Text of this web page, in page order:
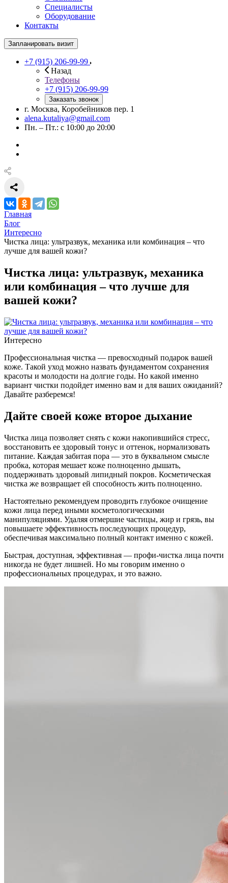
Специалисты
Оборудование
Контакты
Запланировать визит
+7 (915) 206-99-99
Назад
Телефоны
+7 (915) 206-99-99
Заказать звонок
г. Москва, Коробейников пер. 1
alena.kutaliya@gmail.com
Пн. – Пт.: с 10:00 до 20:00
Главная
Блог
Интересно
Чистка лица: ультразвук, механика или комбинация – что
лучше для вашей кожи?
Чистка лица: ультразвук, механика
или комбинация – что лучше для
вашей кожи?
Интересно
Профессиональная чистка — превосходный подарок вашей
коже. Такой уход можно назвать фундаментом сохранения
красоты и молодости на долгие годы. Но какой именно
вариант чистки подойдет именно вам и для ваших ожиданий?
Давайте разберемся!
Дайте своей коже второе дыхание
Чистка лица позволяет снять с кожи накопившийся стресс,
восстановить ее здоровый тонус и оттенок, нормализовать
питание. Каждая забитая пора — это в буквальном смысле
пробка, которая мешает коже полноценно дышать,
поддерживать здоровый липидный покров. Косметическая
чистка же возвращает ей способность жить полноценно.
Настоятельно рекомендуем проводить глубокое очищение
кожи лица перед иными косметологическими
манипуляциями. Удаляя отмершие частицы, жир и грязь, вы
повышаете эффективность последующих процедур,
обеспечивая максимально полный контакт именно с кожей.
Быстрая, доступная, эффективная — профи-чистка лица почти
никогда не будет лишней. Но мы говорим именно о
профессиональных процедурах, и это важно.